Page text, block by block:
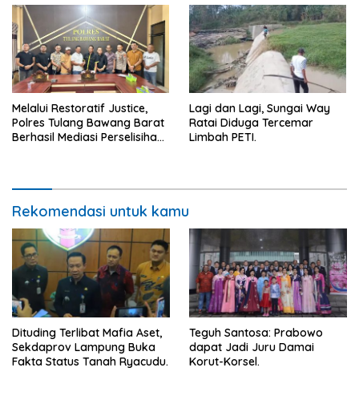
Melalui Restoratif Justice,
Polres Tulang Bawang Barat
Berhasil Mediasi Perselisihan
Lagi dan Lagi, Sungai Way
Ratai Diduga Tercemar
Limbah PETI.
Rekomendasi untuk kamu
Dituding Terlibat Mafia Aset,
Sekdaprov Lampung Buka
Fakta Status Tanah Ryacudu.
Teguh Santosa: Prabowo
dapat Jadi Juru Damai
Korut-Korsel.